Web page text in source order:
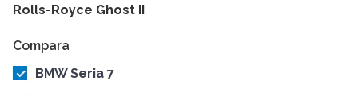
Rolls-Royce Ghost II
Compara
BMW Seria 7